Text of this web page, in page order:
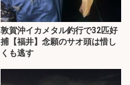
敦賀沖イカメタル釣行で32匹好
捕【福井】念願のサオ頭は惜し
くも逃す